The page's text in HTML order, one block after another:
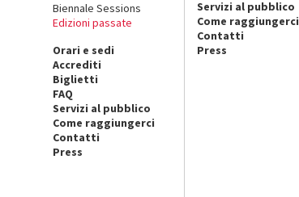
Biennale Sessions
Edizioni passate
Orari e sedi
Accrediti
Biglietti
FAQ
Servizi al pubblico
Come raggiungerci
Contatti
Press
Servizi al pubblico
Come raggiungerci
Contatti
Press